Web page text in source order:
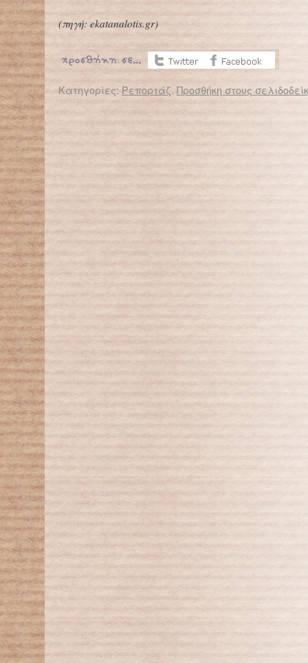
(πηγή: ekatanalotis.gr)
Κατηγορίες: Ρεπορτάζ. Προσθήκη στους
← Επιστροφή στο %s